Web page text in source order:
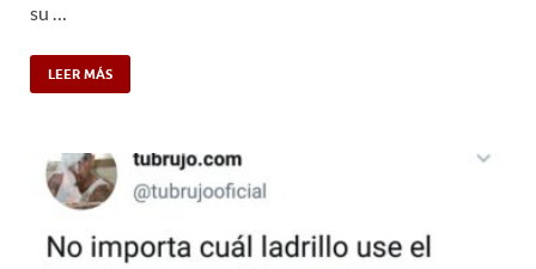
su …
LEER MÁS